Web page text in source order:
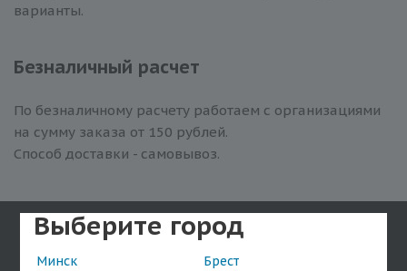
Выберите город
Минск Брест
варианты.
Безналичный расчет
По безналичному расчету работаем с организациями
на сумму заказа от 150 рублей.
Способ доставки - самовывоз.
Компания